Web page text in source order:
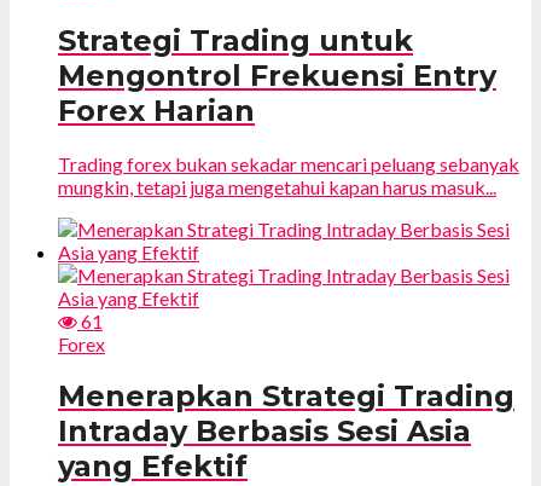
Strategi Trading untuk
Mengontrol Frekuensi Entry
Forex Harian
Trading forex bukan sekadar mencari peluang sebanyak
mungkin, tetapi juga mengetahui kapan harus masuk...
61
Forex
Menerapkan Strategi Trading
Intraday Berbasis Sesi Asia
yang Efektif